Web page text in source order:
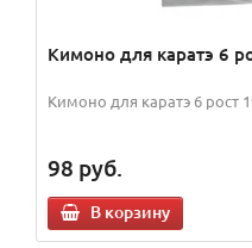
Кимоно для каратэ 6
Кимоно для каратэ 6 рост
98 руб.
В корзину